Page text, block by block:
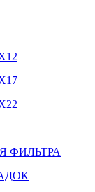
ФИЛЬТРА